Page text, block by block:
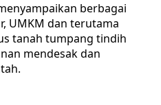
berbagai
UMKM dan terutama
tanah tumpang tindih
mendesak dan